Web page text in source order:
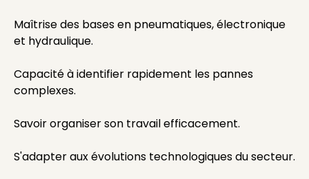
Maîtrise des bases en pneumatiques, électronique
et hydraulique.
Capacité à identifier rapidement les pannes
complexes.
Savoir organiser son travail efficacement.
S'adapter aux évolutions technologiques du secteur.